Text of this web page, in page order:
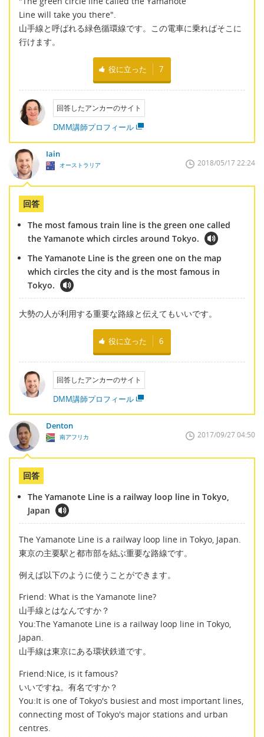
Line will take you there".
山手線と呼ばれる緑色循環線です。この電車に乗ればそこに
行けます。
役に立った 7
回答したアンカーのサイト
DMM講師プロフィール
Iain
オーストラリア 2018/05/17 22:24
回答
The most famous train line is the green one called
the Yamanote which circles around Tokyo.
The Yamanote Line is the green one on the map
which circles the city and is the most famous in
Tokyo.
大勢の人が利用する重要な路線と伝えてもいいです。
役に立った 6
回答したアンカーのサイト
DMM講師プロフィール
Denton
南アフリカ 2017/09/27 04:50
回答
The Yamanote Line is a railway loop line in Tokyo,
Japan
The Yamanote Line is a railway loop line in Tokyo, Japan.
東京の主要駅と都市部を結ぶ重要な路線です。
例えば以下のように使うことができます。
Friend: What is the Yamanote line?
山手線とはなんですか？
You:The Yamanote Line is a railway loop line in Tokyo,
Japan.
山手線は東京にある環状鉄道です。
Friend:Nice, is it famous?
いいですね。有名ですか？
You:It is one of Tokyo's busiest and most important lines,
connecting most of Tokyo's major stations and urban
centres.